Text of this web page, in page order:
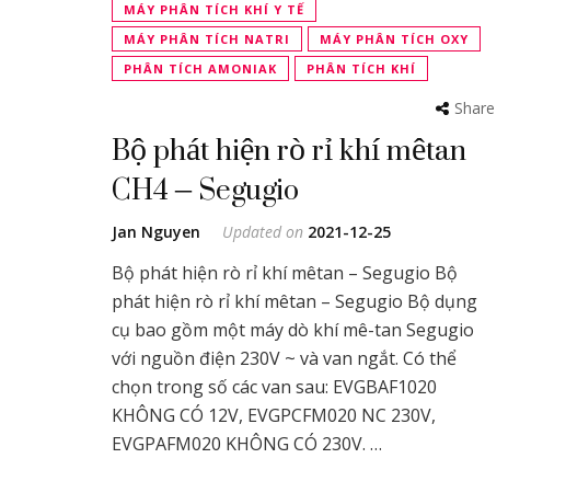
MÁY PHÂN TÍCH KHÍ Y TẾ
MÁY PHÂN TÍCH NATRI
MÁY PHÂN TÍCH OXY
PHÂN TÍCH AMONIAK
PHÂN TÍCH KHÍ
Share
Bộ phát hiện rò rỉ khí mêtan
CH4 – Segugio
Jan Nguyen Updated on 2021-12-25
Bộ phát hiện rò rỉ khí mêtan – Segugio Bộ
phát hiện rò rỉ khí mêtan – Segugio Bộ dụng
cụ bao gồm một máy dò khí mê-tan Segugio
với nguồn điện 230V ~ và van ngắt. Có thể
chọn trong số các van sau: EVGBAF1020
KHÔNG CÓ 12V, EVGPCFM020 NC 230V,
EVGPAFM020 KHÔNG CÓ 230V. …